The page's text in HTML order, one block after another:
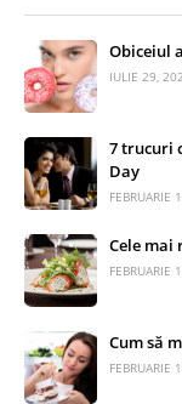
Obiceiul
IULIE 29,
7 trucuri
Day
FEBRUARIE
Cele mai
FEBRUARIE
Cum să
FEBRUARIE